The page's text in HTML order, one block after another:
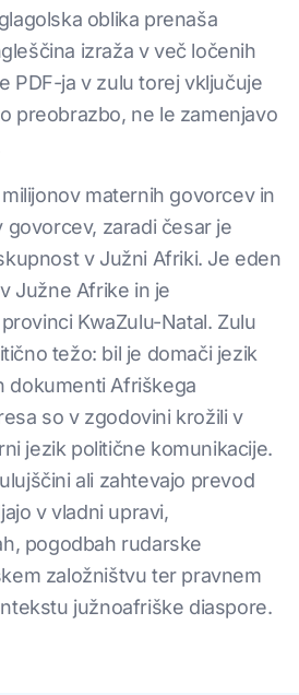
oblika prenaša
izraža v več ločenih
PDF-ja v zulu torej vključuje
preobrazbo, ne le zamenjavo
maternih govorcev in
govorcev, zaradi česar je
v Južni Afriki. Je eden
Južne Afrike in je
KwaZulu-Natal. Zulu
težo: bil je domači jezik
dokumenti Afriškega
so v zgodovini krožili v
jezik politične komunikacije.
ali zahtevajo prevod
v vladni upravi,
pogodbah rudarske
založništvu ter pravnem
južnoafriške diaspore.